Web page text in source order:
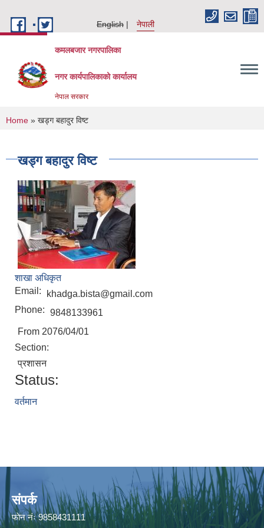
English
नेपाली
कमलबजार नगरपालिका
नगर कार्यपालिकाको कार्यालय
नेपाल सरकार
You are here
Home » खड्ग बहादुर विष्ट
खड्ग बहादुर विष्ट
शाखा अधिकृत
Email:
khadga.bista@gmail.com
Phone: 9848133961
From 2076/04/01
Section:
प्रशासन
Status:
वर्तमान
संपर्क
फाेन नंः 9858431111